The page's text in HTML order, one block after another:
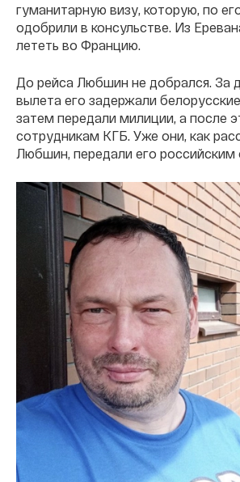
гуманитарную визу, которую, по
одобрили в консульстве. Из
лететь во Францию.
До рейса Любшин не добрался. За
вылета его задержали
затем передали милиции, а после
сотрудникам КГБ. Уже они, как
Любшин, передали его российским